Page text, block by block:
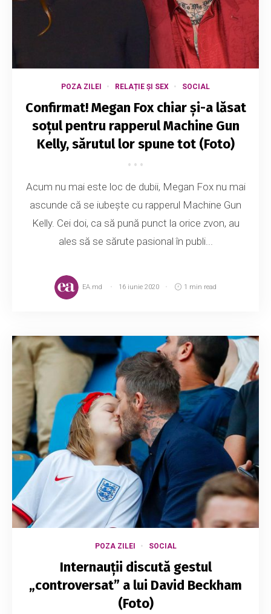
POZA ZILEI RELAȚIE ȘI SEX SOCIAL
Confirmat! Megan Fox chiar și-a lăsat
soțul pentru rapperul Machine Gun
Kelly, sărutul lor spune tot (Foto)
Acum nu mai este loc de dubii, Megan Fox nu mai
ascunde că se iubește cu rapperul Machine Gun
Kelly. Cei doi, ca să pună punct la orice zvon, au
ales să se sărute pasional în publi...
EA.md 16 iunie 2020 1 min read
POZA ZILEI SOCIAL
Internauții discută gestul
„controversat” a lui David Beckham
(Foto)